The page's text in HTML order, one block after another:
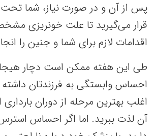
پس از آن و در صورت نیاز، شما
قرار می‌گیرید تا علت خونریزی
اقدامات لازم برای شما و جنین را
طی این هفته ممکن است دچار
احساس وابستگی به فرزندتان داشته
اغلب بهترین مرحله از دوران بارداری
آن لذت ببرید. اما اگر احساس